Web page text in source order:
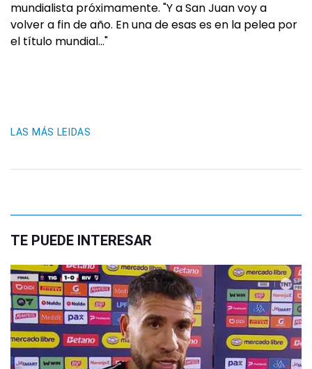
mundialista próximamente. "Y a San Juan voy a
volver a fin de año. En una de esas es en la pelea por
el título mundial…"
LAS MÁS LEIDAS
TE PUEDE INTERESAR